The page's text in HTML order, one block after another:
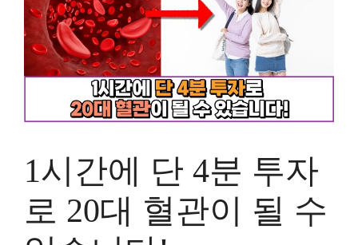
1시간에 단 4분 투자
로 20대 혈관이 될 수